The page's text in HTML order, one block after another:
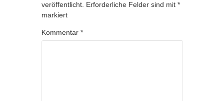
veröffentlicht. Erforderliche Felder sind mit *
markiert
Kommentar *